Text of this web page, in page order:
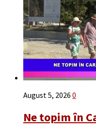
August 5, 2026 0
Ne topim în